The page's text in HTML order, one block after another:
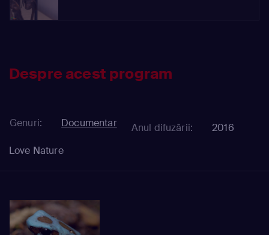
Despre acest program
Genuri: Documentar Anul difuzării:
2016
Love Nature